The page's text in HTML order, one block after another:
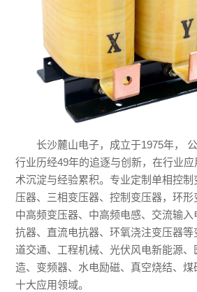
品
工
机
械
产
品
电
抗
器
空
心
电
抗
器
能
防
爆
中
央
空
调
轨
道
长沙麓山电子，成立于1975年，
行业历经49年的追逐与创新，在行业
术沉淀与经验累积。专业定制单相控
压器、三相变压器、控制变压器，环形
中高频变压器、中高频电感、交流输
抗器、直流电抗器、环氧浇注变压器
道交通、工程机械、光伏风电新能源、
造、变频器、水电励磁、真空烧结、
十大应用领域。